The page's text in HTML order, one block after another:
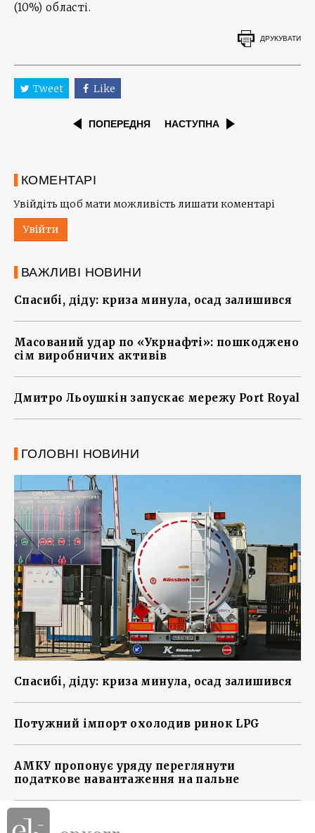
(10%) області.
ДРУКУВАТИ
Tweet Like
ПОПЕРЕДНЯ НАСТУПНА
КОМЕНТАРІ
Увійдіть щоб мати можливість лишати коментарі
Увійти
ВАЖЛИВІ НОВИНИ
Спасибі, діду: криза минула, осад залишився
Масований удар по «Укрнафті»: пошкоджено
сім виробничих активів
Дмитро Льоушкін запускає мережу Port Royal
ГОЛОВНІ НОВИНИ
Спасибі, діду: криза минула, осад залишився
Потужний імпорт охолодив ринок LPG
АМКУ пропонує уряду переглянути
податкове навантаження на пальне